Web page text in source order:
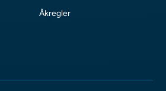
Åkregler